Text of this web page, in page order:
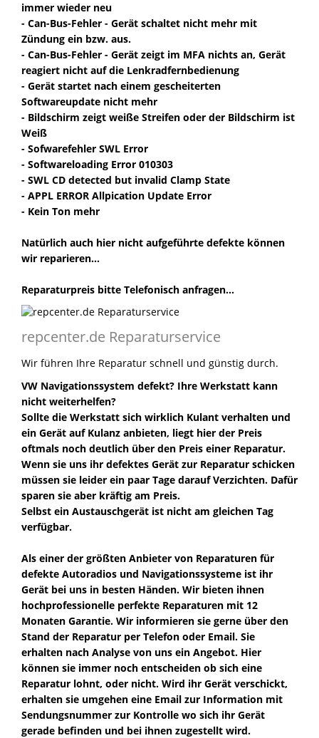
immer wieder neu
- Can-Bus-Fehler - Gerät schaltet nicht mehr mit
Zündung ein bzw. aus.
- Can-Bus-Fehler - Gerät zeigt im MFA nichts an, Gerät
reagiert nicht auf die Lenkradfernbedienung
- Gerät startet nach einem gescheiterten
Softwareupdate nicht mehr
- Bildschirm zeigt weiße Streifen oder der Bildschirm ist
Weiß
- Sofwarefehler SWL Error
- Softwareloading Error 010303
- SWL CD detected but invalid Clamp State
- APPL ERROR Allpication Update Error
- Kein Ton mehr
Natürlich auch hier nicht aufgeführte defekte können
wir reparieren...
Reparaturpreis bitte Telefonisch anfragen...
repcenter.de Reparaturservice
Wir führen Ihre Reparatur schnell und günstig durch.
VW Navigationssystem defekt? Ihre Werkstatt kann
nicht weiterhelfen?
Sollte die Werkstatt sich wirklich Kulant verhalten und
ein Gerät auf Kulanz anbieten, liegt hier der Preis
oftmals noch deutlich über den Preis einer Reparatur.
Wenn sie uns ihr defektes Gerät zur Reparatur schicken
müssen sie leider ein paar Tage darauf Verzichten. Dafür
sparen sie aber kräftig am Preis.
Selbst ein Austauschgerät ist nicht am gleichen Tag
verfügbar.
Als einer der größten Anbieter von Reparaturen für
defekte Autoradios und Navigationssysteme ist ihr
Gerät bei uns in besten Händen. Wir bieten ihnen
hochprofessionelle perfekte Reparaturen mit 12
Monaten Garantie. Wir informieren sie gerne über den
Stand der Reparatur per Telefon oder Email. Sie
erhalten nach Analyse von uns ein Angebot. Hier
können sie immer noch entscheiden ob sich eine
Reparatur lohnt, oder nicht. Wird ihr Gerät verschickt,
erhalten sie umgehen eine Email zur Information mit
Sendungsnummer zur Kontrolle wo sich ihr Gerät
gerade befinden und bei ihnen zugestellt wird.